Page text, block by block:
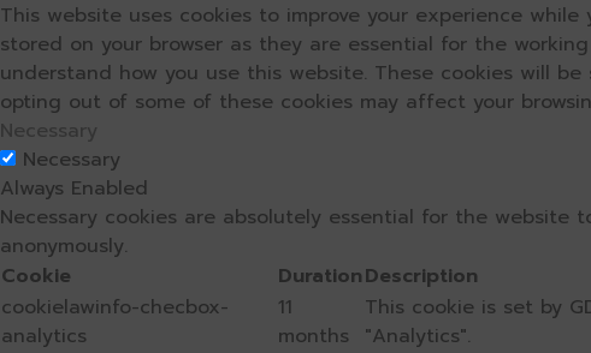
This website uses cookies to improve your experience
stored on your browser as they are essential for the
understand how you use this website. These cookies will
opting out of some of these cookies may affect your
Necessary
Necessary
Always Enabled
Necessary cookies are absolutely essential for the
anonymously.
Cookie
DurationDescription
cookielawinfo-checbox-
analytics
11
months
This cookie is set by
"Analytics".